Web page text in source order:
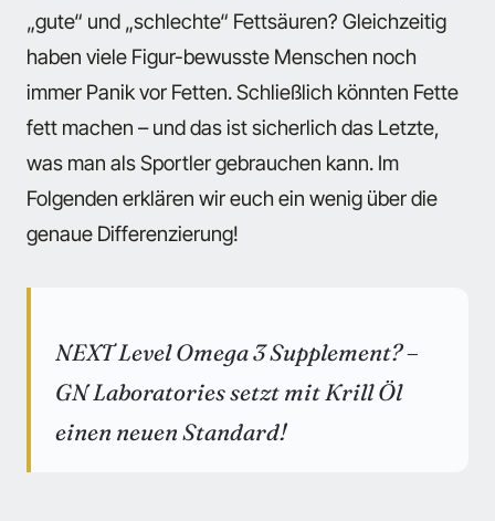
„gute“ und „schlechte“ Fettsäuren? Gleichzeitig
haben viele Figur-bewusste Menschen noch
immer Panik vor Fetten. Schließlich könnten Fette
fett machen – und das ist sicherlich das Letzte,
was man als Sportler gebrauchen kann. Im
Folgenden erklären wir euch ein wenig über die
genaue Differenzierung!
NEXT Level Omega 3 Supplement? –
GN Laboratories setzt mit Krill Öl
einen neuen Standard!